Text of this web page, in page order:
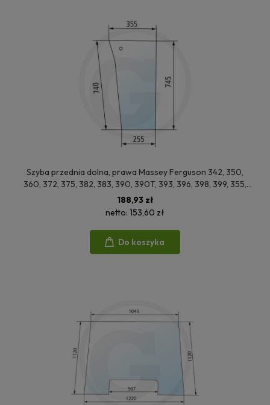
Szyba przednia dolna, prawa Massey Ferguson 342, 350,
360, 372, 375, 382, 383, 390, 390T, 393, 396, 398, 399, 355,
365, 352
188,93 zł
netto: 153,60 zł
Do koszyka